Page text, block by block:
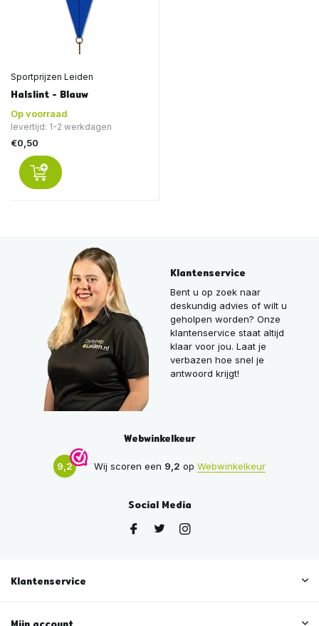
Sportprijzen Leiden
Halslint - Blauw
Op voorraad
levertijd: 1-2 werkdagen
€0,50
Klantenservice
Bent u op zoek naar
deskundig advies of wilt u
geholpen worden? Onze
klantenservice staat altijd
klaar voor jou. Laat je
verbazen hoe snel je
antwoord krijgt!
Webwinkelkeur
9,2 Wij scoren een 9,2 op Webwinkelkeur
Social Media
Klantenservice